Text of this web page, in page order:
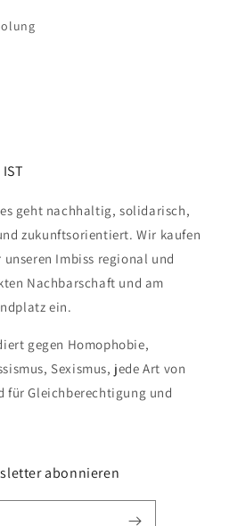
geht nachhaltig, solidarisch,
zukunftsorientiert. Wir kaufen
Imbiss regional und
Nachbarschaft und am
ein.
gegen Homophobie,
Sexismus, jede Art von
für Gleichberechtigung und
abonnieren